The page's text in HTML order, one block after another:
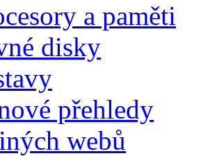
a paměti
disky
přehledy
webů